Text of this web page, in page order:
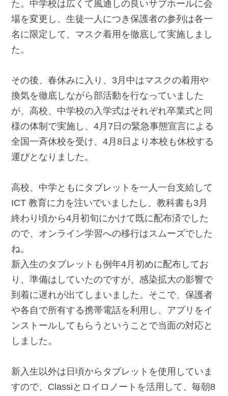
た。中学校は広くて風通しの良いサブホールに会
場を変更し、生徒一人につき保護者の参列は各一
名に限定して、マスク着用を徹底して実施しまし
た。
その後、春休みに入り、3月中はマスクの着用や
換気を徹底しながら部活動を行なっていました
が、高校、中学校の入学式はそれぞれ卒業式と同
様の体制で実施し、4月7日の緊急事態宣言による
全国一斉休校を受け、4月8日より本校も休校する
運びとなりました。
高校、中学ともにタブレットを一人一台支給して
ICT 教育に力を注いでいましたし、教科書も3月
終わり頃から4月初旬にかけて既に配布済でした
ので、オンライン学習への移行はスムーズでした
ね。
新入生のタブレットも例年4月初めに配布してお
り、準備はしていたのですが、感染拡大の影響で
到着に遅れが出てしまいました。そこで、保護者
や各自で所有する携帯電話を利用し、アプリをイ
ンストールしてもらうということで当面の対応と
しました。
新入生以外は日頃からタブレットを使用していま
すので、Classiとロイロノートを活用して、毎朝8